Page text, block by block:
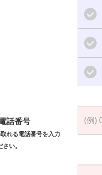
話番号
れる電話番号を入力
い。